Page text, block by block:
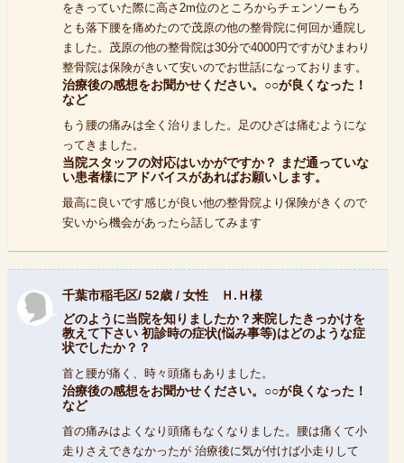
をきっていた際に高さ2m位のところからチェンソーもろ
とも落下腰を痛めたので茂原の他の整骨院に何回か通院し
ました。茂原の他の整骨院は30分で4000円ですがひまわり
整骨院は保険がきいて安いのでお世話になっております。
治療後の感想をお聞かせください。○○が良くなった！
など
もう腰の痛みは全く治りました。足のひざは痛むようにな
ってきました。
当院スタッフの対応はいかがですか？ まだ通っていな
い患者様にアドバイスがあればお願いします。
最高に良いです感じが良い他の整骨院より保険がきくので
安いから機会があったら話してみます
千葉市稲毛区/ 52歳 / 女性 Ｈ.Ｈ様
どのように当院を知りましたか？来院したきっかけを
教えて下さい 初診時の症状(悩み事等)はどのような症
状でしたか？？
首と腰が痛く、時々頭痛もありました。
治療後の感想をお聞かせください。○○が良くなった！
など
首の痛みはよくなり頭痛もなくなりました。腰は痛くて小
走りさえできなかったが 治療後に気が付けば小走りして